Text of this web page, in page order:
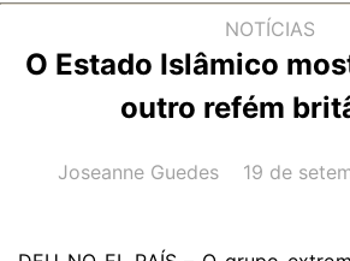
NOTÍCIAS
O Estado Islâmico
outro refém
AUTOR(A):
Joseanne Guedes DATA:
19 de